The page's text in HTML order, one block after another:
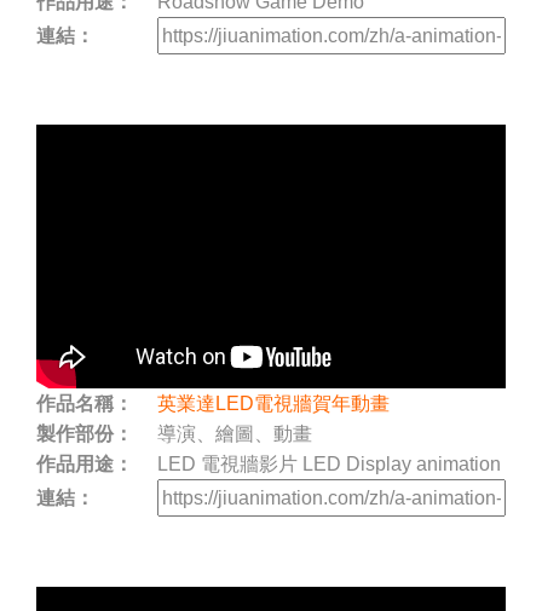
連結：
作品名稱：
英業達LED電視牆賀年動畫
製作部份：
導演、繪圖、動畫
作品用途：
LED 電視牆影片 LED Display animation
連結：